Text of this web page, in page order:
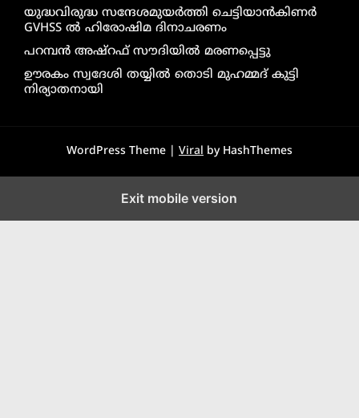
യുദ്ധവിരുദ്ധ സന്ദേശമുയർത്തി ചെട്ടിയാൻകിണർ
GVHSS ൽ ഹിരോഷിമ ദിനാചരണം
പറമ്പൻ അഷ്‌റഫ് സൗദിയിൽ മരണപ്പെട്ടു
ഊരകം സ്വദേശി തയ്യിൽ തൊടി മുഹമ്മദ് കുട്ടി
നിര്യാതനായി
WordPress Theme | Viral by HashThemes
Exit mobile version